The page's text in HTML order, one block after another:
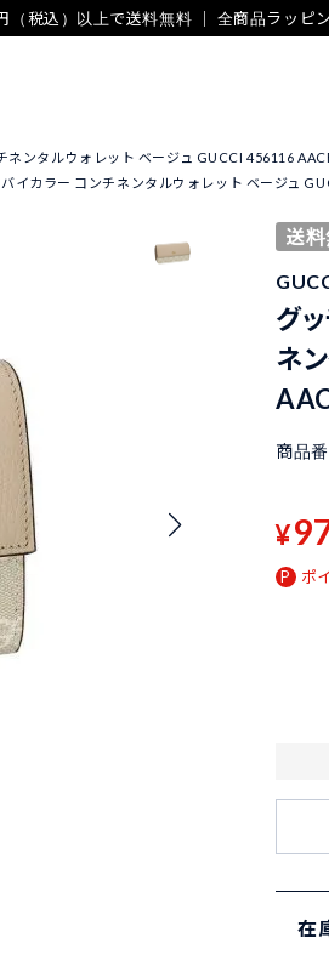
（税込）以上で送料無料 ｜ 全商品ラッピ
ネンタルウォレット ベージュ GUCCI 456116
イカラー コンチネンタルウォレット ベージュ
送
グ
ネ
商品
¥
ポ
在